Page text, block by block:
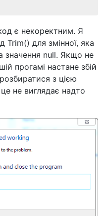
є некоректним. Я
для змінної, яка
значення null. Якщо не
прогамі настане збій
з цією
не виглядає надто